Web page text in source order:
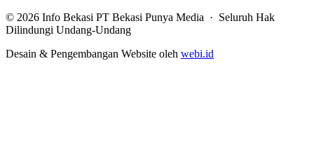
© 2026 Info Bekasi PT Bekasi Punya Media · Seluruh Hak
Dilindungi Undang-Undang
Desain & Pengembangan Website oleh webi.id